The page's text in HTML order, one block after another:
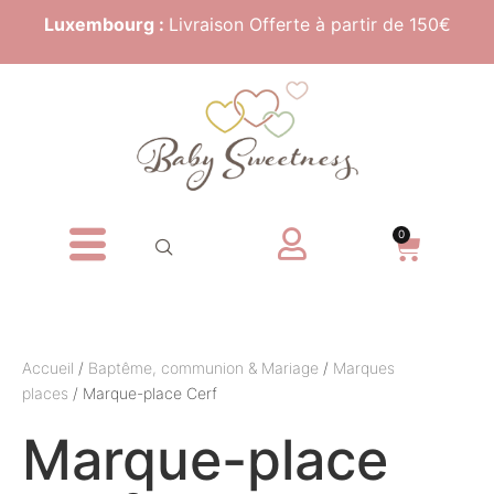
Luxembourg : Livraison Offerte à partir de 150€
0
Accueil / Baptême, communion & Mariage / Marques
places / Marque-place Cerf
Marque-place